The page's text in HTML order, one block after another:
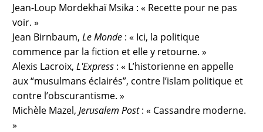
Jean-Loup Mordekhaï Msika : « Recette pour ne pas
voir. »
Jean Birnbaum,Le Monde : « Ici, la politique
commence par la fiction et elle y retourne. »
Alexis Lacroix,L'Express : « L’historienne en appelle
aux “musulmans éclairés”, contre l’islam politique et
contre l’obscurantisme. »
Michèle Mazel,Jerusalem Post: « Cassandre moderne.
»